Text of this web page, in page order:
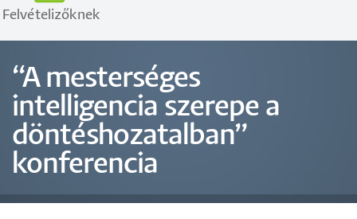
Felvételizőknek
“A mesterséges
intelligencia szerepe a
döntéshozatalban”
konferencia